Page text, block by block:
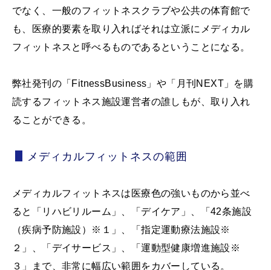
でなく、一般のフィットネスクラブや公共の体育館で
も、医療的要素を取り入ればそれは立派にメディカル
フィットネスと呼べるものであるということになる。
弊社発刊の「FitnessBusiness」や「月刊NEXT」を購
読するフィットネス施設運営者の誰しもが、取り入れ
ることができる。
メディカルフィットネスの範囲
メディカルフィットネスは医療色の強いものから並べ
ると「リハビリルーム」、「デイケア」、「42条施設
（疾病予防施設）※１」、「指定運動療法施設※
２」、「デイサービス」、「運動型健康増進施設※
３」まで、非常に幅広い範囲をカバーしている。